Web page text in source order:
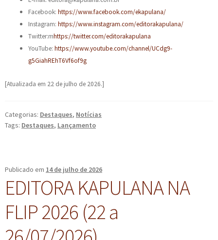
Facebook: https://www.facebook.com/ekapulana/
Instagram: https://www.instagram.com/editorakapulana/
Twitter:mhttps://twitter.com/editorakapulana
YouTube: https://www.youtube.com/channel/UCdg9-
g5GiahREhT6Vf6of9g
[Atualizada em 22 de julho de 2026.]
Categorias: Destaques, Notícias
Tags: Destaques, Lançamento
Publicado em 14 de julho de 2026
EDITORA KAPULANA NA
FLIP 2026 (22 a